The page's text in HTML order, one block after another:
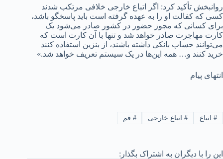
روانبخش تأکید کرد: اگر اتباع خارجی خلافی مرتکب شدند
کسی که کفالت او را به عهده گرفته است باید پاسخگو باشد،
برای کسانی که مجوز حضور در کشور صادر می‌شود یک
کارت مهاجرت صادر خواهد شد و تنها با آن کارت است که
می‌توانند حساب بانکی داشته باشند، از بنزین استفاده کنند
خرید کنند و… همه این‌ها در یک سیستم تعریف خواهد شد.»
انتهای پیام
#اتباع #اتباع خارجی # قم
این را با دیگران به اشتراک بگذار: